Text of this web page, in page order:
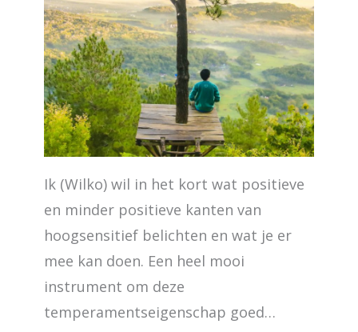
Ik (Wilko) wil in het kort wat positieve
en minder positieve kanten van
hoogsensitief belichten en wat je er
mee kan doen. Een heel mooi
instrument om deze
temperamentseigenschap goed…